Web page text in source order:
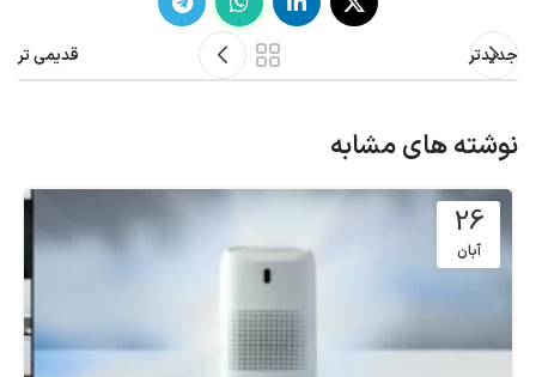
جدیدتر قدیمی تر
نوشته های مشابه
26
آبان